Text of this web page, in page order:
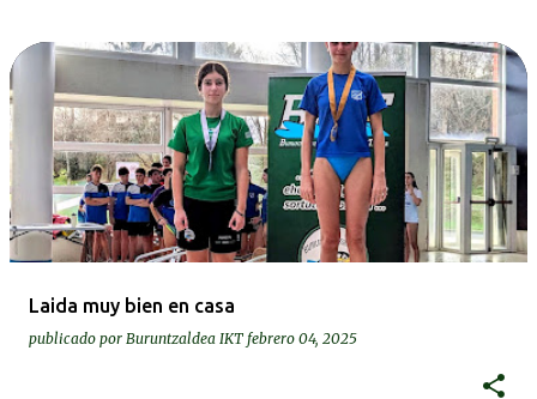
Laida muy bien en casa
publicado por Buruntzaldea IKT febrero 04, 2025